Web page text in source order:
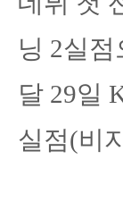
닝 2실
달 29일
실점(비